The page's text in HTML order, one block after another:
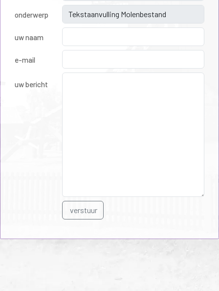
onderwerp
uw naam
e-mail
uw bericht